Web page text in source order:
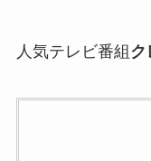
人気テレビ番組ク